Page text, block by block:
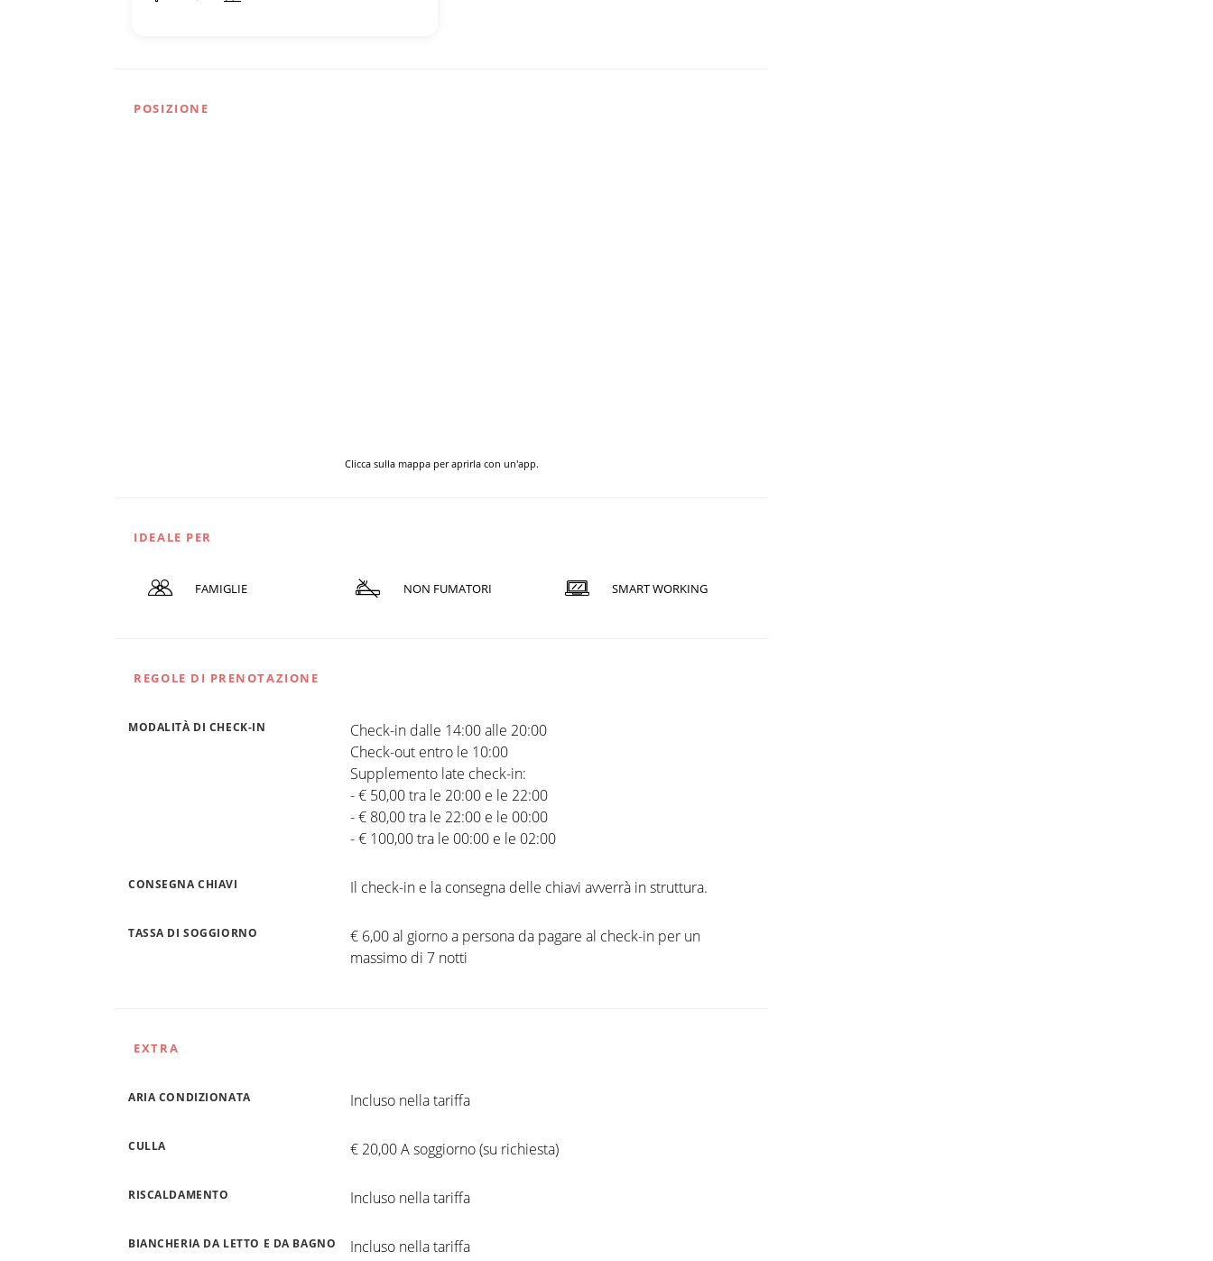
POSIZIONE
Clicca sulla mappa per aprirla con un'app.
IDEALE PER
FAMIGLIE NON FUMATORI SMART WORKING
REGOLE DI PRENOTAZIONE
MODALITÀ DI CHECK-IN
Check-in dalle 14:00 alle 20:00
Check-out entro le 10:00
Supplemento late check-in:
- € 50,00 tra le 20:00 e le 22:00
- € 80,00 tra le 22:00 e le 00:00
- € 100,00 tra le 00:00 e le 02:00
CONSEGNA CHIAVI Il check-in e la consegna delle chiavi avverrà in struttura.
TASSA DI SOGGIORNO
€ 6,00 al giorno a persona da pagare al check-in per un
massimo di 7 notti
EXTRA
ARIA CONDIZIONATA Incluso nella tariffa
CULLA € 20,00 A soggiorno (su richiesta)
RISCALDAMENTO Incluso nella tariffa
BIANCHERIA DA LETTO E DA BAGNO Incluso nella tariffa